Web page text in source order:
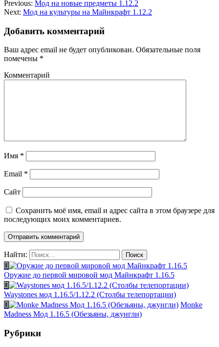
Previous: Мод на новые предметы 1.12.2
Next: Мод на культуры на Майнкрафт 1.12.2
Добавить комментарий
Ваш адрес email не будет опубликован. Обязательные поля
помечены *
Комментарий
Имя *
Email *
Сайт
Сохранить моё имя, email и адрес сайта в этом браузере для
последующих моих комментариев.
Найти:
Оружие до первой мировой мод Майнкрафт 1.16.5
Waystones мод 1.16.5/1.12.2 (Столбы телепортации)
Monke
Madness Мод 1.16.5 (Обезьяны, джунгли)
Рубрики